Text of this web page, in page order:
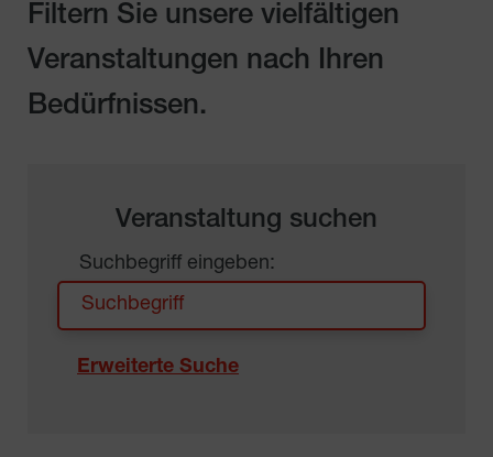
Filtern Sie unsere vielfältigen
Veranstaltungen nach Ihren
Bedürfnissen.
Veranstaltung suchen
Suchbegriff eingeben:
Erweiterte Suche